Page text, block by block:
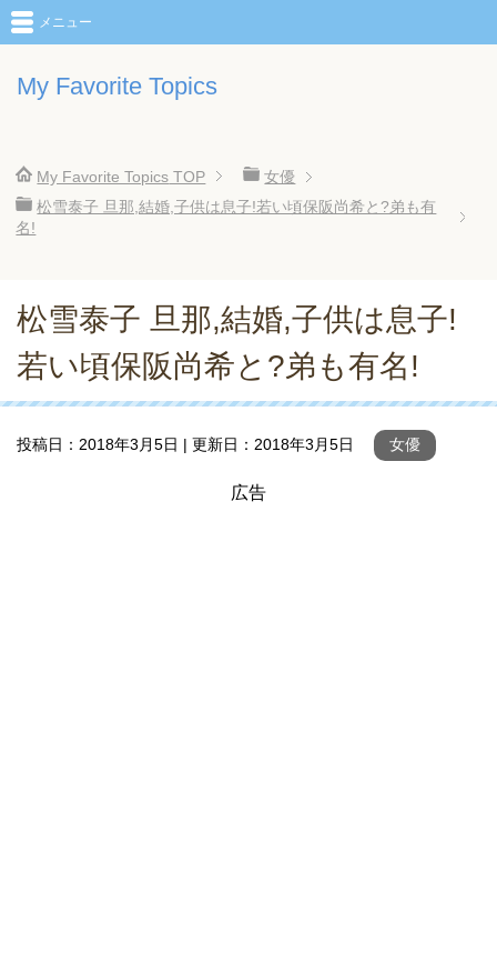
My Favorite Topics
メニュー
My Favorite Topics TOP
女優
松雪泰子 旦那,結婚,子供は息子!若い頃保阪尚希と?弟も有
名!
松雪泰子 旦那,結婚,子供は息子!
若い頃保阪尚希と?弟も有名!
投稿日： 2018年3月5日 | 更新日： 2018年3月5日 女優
広告